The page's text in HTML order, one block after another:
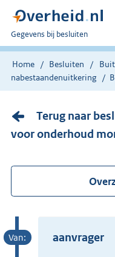
U
bent
nu
hier:
Gegevens bij besluiten
Home Besluiten
nabestaandenuitkering
Terug naar
voor onderhoud
aanvrager